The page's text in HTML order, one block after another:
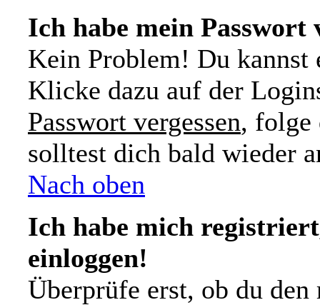
Ich habe mein Passwort
Kein Problem! Du kannst
Klicke dazu auf der
Passwort vergessen, folge
solltest dich bald wieder
Nach oben
Ich habe mich
einloggen!
Überprüfe erst, ob du